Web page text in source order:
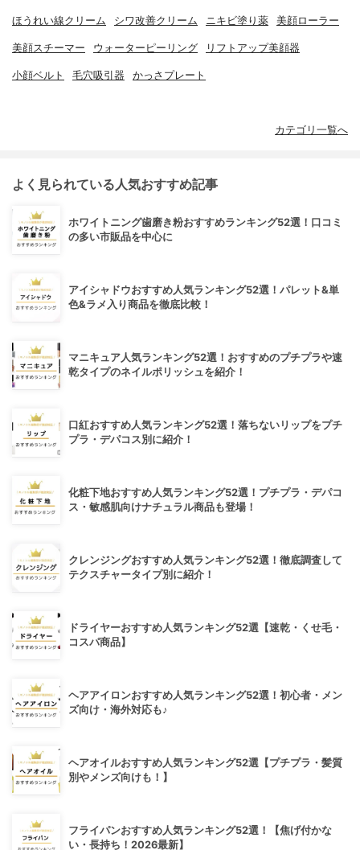
ほうれい線クリーム シワ改善クリーム ニキビ塗り薬 美顔ローラー
美顔スチーマー ウォーターピーリング リフトアップ美顔器
小顔ベルト 毛穴吸引器 かっさプレート
カテゴリ一覧へ
よく見られている人気おすすめ記事
ホワイトニング歯磨き粉おすすめランキング52選！口コミ
の多い市販品を中心に
アイシャドウおすすめ人気ランキング52選！パレット&単
色&ラメ入り商品を徹底比較！
マニキュア人気ランキング52選！おすすめのプチプラや速
乾タイプのネイルポリッシュを紹介！
口紅おすすめ人気ランキング52選！落ちないリップをプチ
プラ・デパコス別に紹介！
化粧下地おすすめ人気ランキング52選！プチプラ・デパコ
ス・敏感肌向けナチュラル商品も登場！
クレンジングおすすめ人気ランキング52選！徹底調査して
テクスチャータイプ別に紹介！
ドライヤーおすすめ人気ランキング52選【速乾・くせ毛・
コスパ商品】
ヘアアイロンおすすめ人気ランキング52選！初心者・メン
ズ向け・海外対応も♪
ヘアオイルおすすめ人気ランキング52選【プチプラ・髪質
別やメンズ向けも！】
フライパンおすすめ人気ランキング52選！【焦げ付かな
い・長持ち！2026最新】